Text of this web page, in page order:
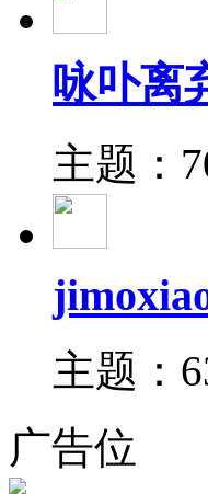
咏卟离
主题：
主题：
广告位